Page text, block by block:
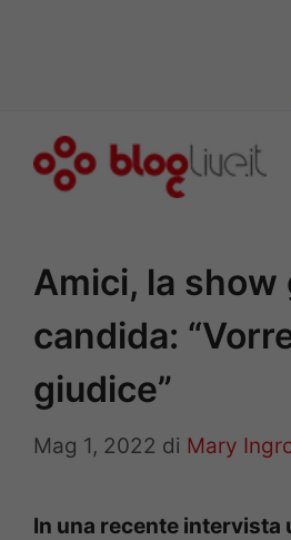
Amici, la show
candida:
giudice”
Mag 1, 2022 di Mary
In una recente intervista